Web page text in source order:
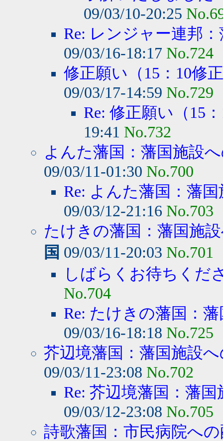
09/03/10-20:25
Re: レンジャー連邦
09/03/16-18:17 No.724
修正願い（15：10修
09/03/17-14:59 No.729
Re: 修正願い（15
19:41 No.732
よんた藩国：藩国施設
09/03/11-01:30 No.700
Re: よんた藩国：藩
09/03/12-21:16 No.703
たけきの藩国：藩国施
国 09/03/11-20:03 No.701
しばらくお待ちくだ
No.704
Re: たけきの藩国：
09/03/16-18:18 No.725
芥辺境藩国：藩国施設
09/03/11-23:08 No.702
Re: 芥辺境藩国：藩
09/03/12-23:08 No.705
詩歌藩国：市民病院へ